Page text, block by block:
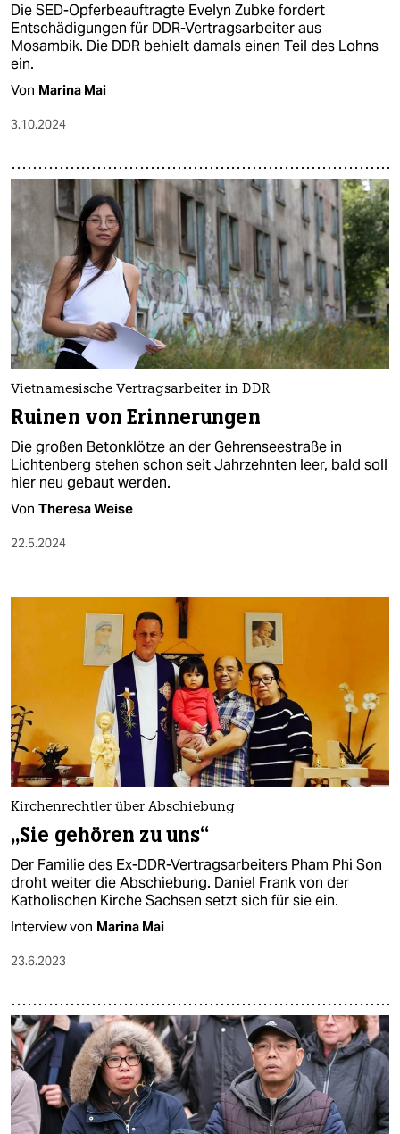
Die SED-Opferbeauftragte Evelyn Zubke fordert
Entschädigungen für DDR-Vertragsarbeiter aus
Mosambik. Die DDR behielt damals einen Teil des Lohns
ein.
Von Marina Mai
3.10.2024
Vietnamesische Vertragsarbeiter in DDR
Ruinen von Erinnerungen
Die großen Betonklötze an der Gehrenseestraße in
Lichtenberg stehen schon seit Jahrzehnten leer, bald soll
hier neu gebaut werden.
Von Theresa Weise
22.5.2024
Kirchenrechtler über Abschiebung
„Sie gehören zu uns“
Der Familie des Ex-DDR-Vertragsarbeiters Pham Phi Son
droht weiter die Abschiebung. Daniel Frank von der
Katholischen Kirche Sachsen setzt sich für sie ein.
Interview von Marina Mai
23.6.2023